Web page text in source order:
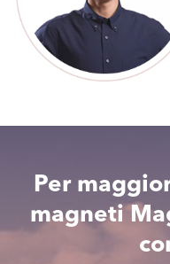
Per
magneti